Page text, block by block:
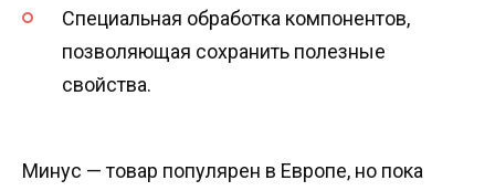
Специальная обработка компонентов,
позволяющая сохранить полезные
свойства.
Минус — товар популярен в Европе, но пока